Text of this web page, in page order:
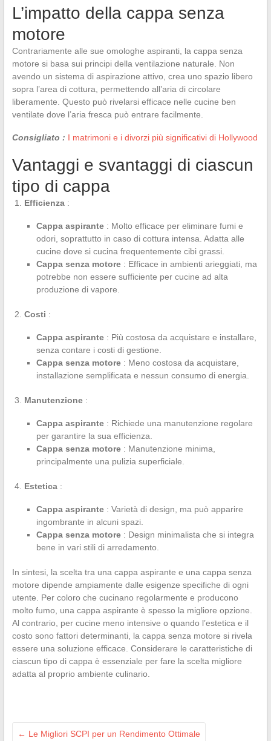
L’impatto della cappa senza
motore
Contrariamente alle sue omologhe aspiranti, la cappa senza
motore si basa sui principi della ventilazione naturale. Non
avendo un sistema di aspirazione attivo, crea uno spazio libero
sopra l’area di cottura, permettendo all’aria di circolare
liberamente. Questo può rivelarsi efficace nelle cucine ben
ventilate dove l’aria fresca può entrare facilmente.
Consigliato : I matrimoni e i divorzi più significativi di Hollywood
Vantaggi e svantaggi di ciascun
tipo di cappa
Efficienza:
Cappa aspirante: Molto efficace per eliminare fumi e
odori, soprattutto in caso di cottura intensa. Adatta alle
cucine dove si cucina frequentemente cibi grassi.
Cappa senza motore: Efficace in ambienti arieggiati, ma
potrebbe non essere sufficiente per cucine ad alta
produzione di vapore.
Costi :
Cappa aspirante: Più costosa da acquistare e installare,
senza contare i costi di gestione.
Cappa senza motore: Meno costosa da acquistare,
installazione semplificata e nessun consumo di energia.
Manutenzione:
Cappa aspirante: Richiede una manutenzione regolare
per garantire la sua efficienza.
Cappa senza motore: Manutenzione minima,
principalmente una pulizia superficiale.
Estetica:
Cappa aspirante: Varietà di design, ma può apparire
ingombrante in alcuni spazi.
Cappa senza motore: Design minimalista che si integra
bene in vari stili di arredamento.
In sintesi, la scelta tra una cappa aspirante e una cappa senza
motore dipende ampiamente dalle esigenze specifiche di ogni
utente. Per coloro che cucinano regolarmente e producono
molto fumo, una cappa aspirante è spesso la migliore opzione.
Al contrario, per cucine meno intensive o quando l’estetica e il
costo sono fattori determinanti, la cappa senza motore si rivela
essere una soluzione efficace. Considerare le caratteristiche di
ciascun tipo di cappa è essenziale per fare la scelta migliore
adatta al proprio ambiente culinario.
← Le Migliori SCPI per un Rendimento Ottimale